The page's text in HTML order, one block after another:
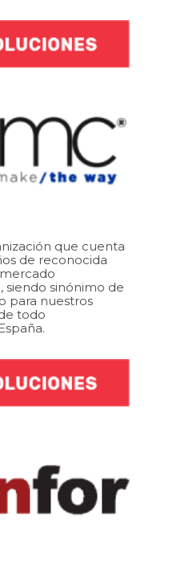
que cuenta
de reconocida
siendo sinónimo de
para nuestros
todo